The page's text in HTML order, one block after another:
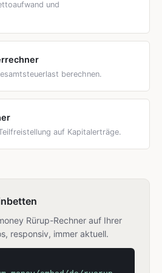
und
berechnen.
auf Kapitalerträge.
Rürup-Rechner auf Ihrer
responsiv, immer aktuell.